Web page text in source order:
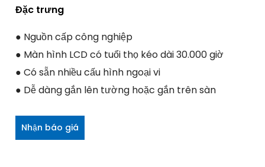
Đặc trưng
● Nguồn cấp công nghiệp
● Màn hình LCD có tuổi thọ kéo dài 30.000 giờ
● Có sẵn nhiều cấu hình ngoại vi
● Dễ dàng gắn lên tường hoặc gắn trên sàn
Nhận báo giá